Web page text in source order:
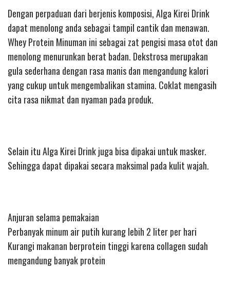
Dengan perpaduan dari berjenis komposisi, Alga Kirei Drink
dapat menolong anda sebagai tampil cantik dan menawan.
Whey Protein Minuman ini sebagai zat pengisi masa otot dan
menolong menurunkan berat badan. Dekstrosa merupakan
gula sederhana dengan rasa manis dan mengandung kalori
yang cukup untuk mengembalikan stamina. Coklat mengasih
cita rasa nikmat dan nyaman pada produk.
Selain itu Alga Kirei Drink juga bisa dipakai untuk masker.
Sehingga dapat dipakai secara maksimal pada kulit wajah.
Anjuran selama pemakaian
Perbanyak minum air putih kurang lebih 2 liter per hari
Kurangi makanan berprotein tinggi karena collagen sudah
mengandung banyak protein